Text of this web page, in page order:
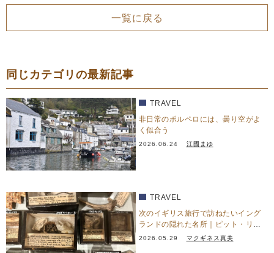
一覧に戻る
同じカテゴリの最新記事
TRAVEL
非日常のポルペロには、曇り空がよ
く似合う
2026.06.24 江國まゆ
TRAVEL
次のイギリス旅行で訪ねたいイング
ランドの隠れた名所｜ピット・リヴ
ァーズ博物館
2026.05.29 マクギネス真美